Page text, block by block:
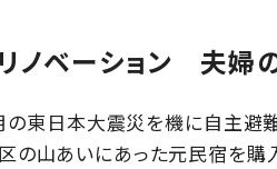
ノベーション 夫婦
の東日本大震災を機に自主避
の山あいにあった元民宿を